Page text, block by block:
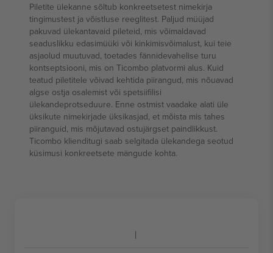
Piletite ülekanne sõltub konkreetsetest nimekirja
tingimustest ja võistluse reeglitest. Paljud müüjad
pakuvad ülekantavaid pileteid, mis võimaldavad
seaduslikku edasimüüki või kinkimisvõimalust, kui teie
asjaolud muutuvad, toetades fännidevahelise turu
kontseptsiooni, mis on Ticombo platvormi alus. Kuid
teatud piletitele võivad kehtida piirangud, mis nõuavad
algse ostja osalemist või spetsiifilisi
ülekandeprotseduure. Enne ostmist vaadake alati üle
üksikute nimekirjade üksikasjad, et mõista mis tahes
piiranguid, mis mõjutavad ostujärgset paindlikkust.
Ticombo klienditugi saab selgitada ülekandega seotud
küsimusi konkreetsete mängude kohta.